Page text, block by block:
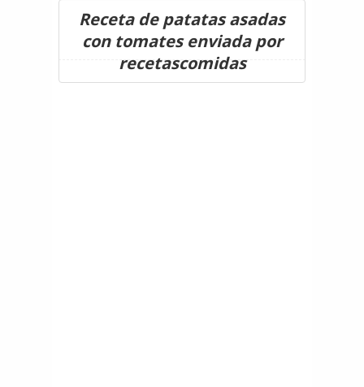
Receta de patatas asadas
con tomates enviada por
recetascomidas